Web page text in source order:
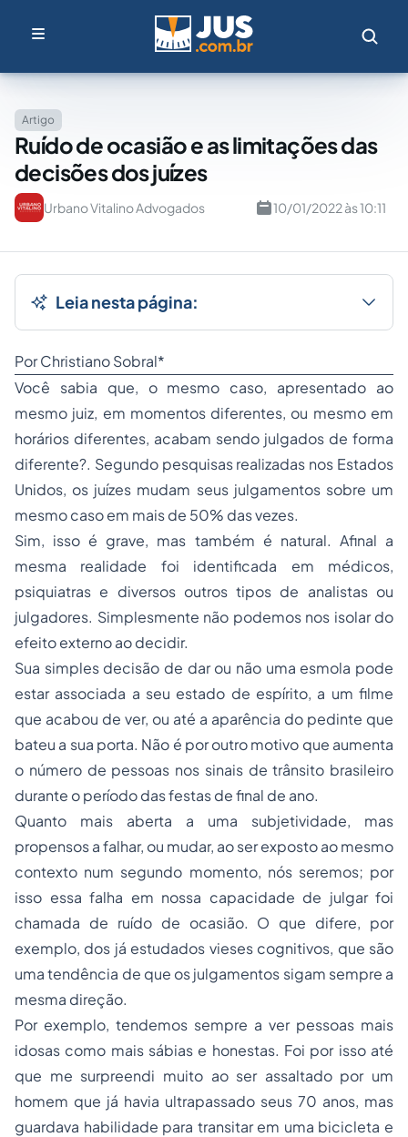
Artigo
Ruído de ocasião e as limitações das
decisões dos juízes
Urbano Vitalino Advogados 10/01/2022 às 10:11
Leia nesta página:
Por Christiano Sobral*
Você sabia que, o mesmo caso, apresentado ao
mesmo juiz, em momentos diferentes, ou mesmo em
horários diferentes, acabam sendo julgados de forma
diferente?. Segundo pesquisas realizadas nos Estados
Unidos, os juízes mudam seus julgamentos sobre um
mesmo caso em mais de 50% das vezes.
Sim, isso é grave, mas também é natural. Afinal a
mesma realidade foi identificada em médicos,
psiquiatras e diversos outros tipos de analistas ou
julgadores. Simplesmente não podemos nos isolar do
efeito externo ao decidir.
Sua simples decisão de dar ou não uma esmola pode
estar associada a seu estado de espírito, a um filme
que acabou de ver, ou até a aparência do pedinte que
bateu a sua porta. Não é por outro motivo que aumenta
o número de pessoas nos sinais de trânsito brasileiro
durante o período das festas de final de ano.
Quanto mais aberta a uma subjetividade, mas
propensos a falhar, ou mudar, ao ser exposto ao mesmo
contexto num segundo momento, nós seremos; por
isso essa falha em nossa capacidade de julgar foi
chamada de ruído de ocasião. O que difere, por
exemplo, dos já estudados vieses cognitivos, que são
uma tendência de que os julgamentos sigam sempre a
mesma direção.
Por exemplo, tendemos sempre a ver pessoas mais
idosas como mais sábias e honestas. Foi por isso até
que me surpreendi muito ao ser assaltado por um
homem que já havia ultrapassado seus 70 anos, mas
guardava habilidade para transitar em uma bicicleta e